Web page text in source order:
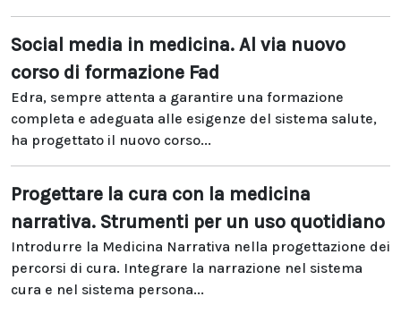
Social media in medicina. Al via nuovo
corso di formazione Fad
Edra, sempre attenta a garantire una formazione
completa e adeguata alle esigenze del sistema salute,
ha progettato il nuovo corso...
Progettare la cura con la medicina
narrativa. Strumenti per un uso quotidiano
Introdurre la Medicina Narrativa nella progettazione dei
percorsi di cura. Integrare la narrazione nel sistema
cura e nel sistema persona...